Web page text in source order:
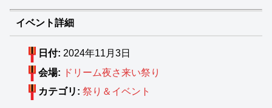
イベント詳細
日付: 2024年11月3日
会場: ドリーム夜さ来い祭り
カテゴリ: 祭り＆イベント